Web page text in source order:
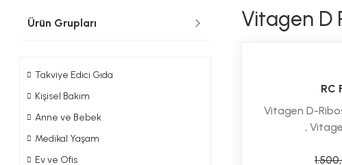
Ürün Grupları
Takviye Edici Gıda
Kişisel Bakım
Anne ve Bebek
Medikal Yaşam
Ev ve Ofis
Vitagen D
RC
Vitagen D-
,